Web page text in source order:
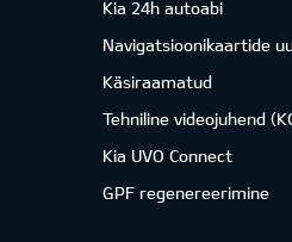
Kia 24h autoabi
Navigatsioonikaartide
Käsiraamatud
Tehniline videojuhend
Kia UVO Connect
GPF regenereerimine